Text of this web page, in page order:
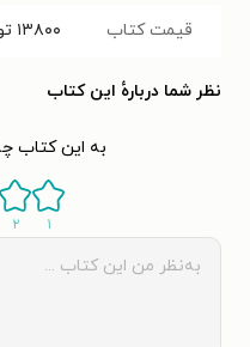
قیمت کتاب ۱۳۸۰۰
نظر شما دربارهٔ این کتاب
به این کتاب
۱ ۲